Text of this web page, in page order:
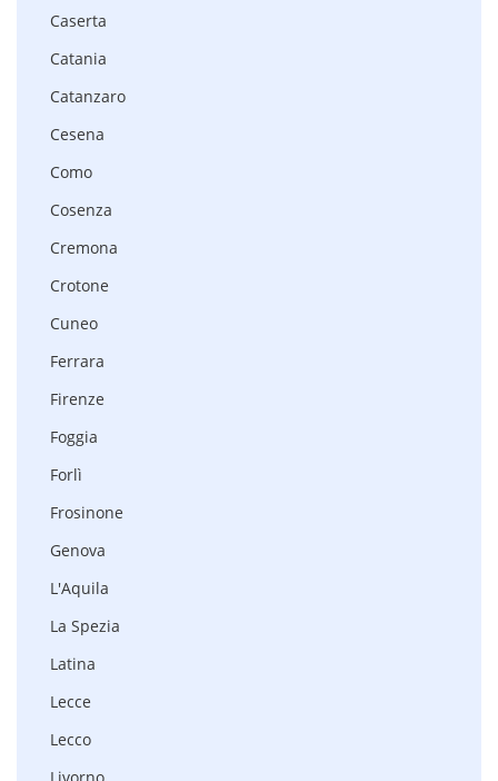
Caserta
Catania
Catanzaro
Cesena
Como
Cosenza
Cremona
Crotone
Cuneo
Ferrara
Firenze
Foggia
Forlì
Frosinone
Genova
L'Aquila
La Spezia
Latina
Lecce
Lecco